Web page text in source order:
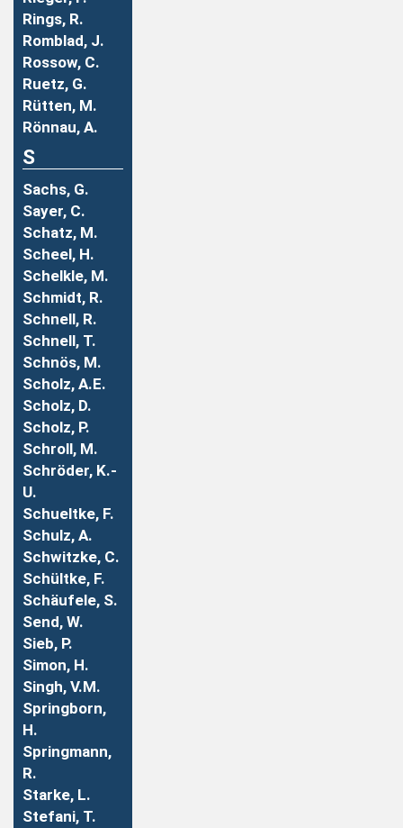
Rings, R.
Romblad, J.
Rossow, C.
Ruetz, G.
Rütten, M.
Rönnau, A.
S
Sachs, G.
Sayer, C.
Schatz, M.
Scheel, H.
Schelkle, M.
Schmidt, R.
Schnell, R.
Schnell, T.
Schnös, M.
Scholz, A.E.
Scholz, D.
Scholz, P.
Schroll, M.
Schröder, K.-
U.
Schueltke, F.
Schulz, A.
Schwitzke, C.
Schültke, F.
Schäufele, S.
Send, W.
Sieb, P.
Simon, H.
Singh, V.M.
Springborn,
H.
Springmann,
R.
Starke, L.
Stefani, T.